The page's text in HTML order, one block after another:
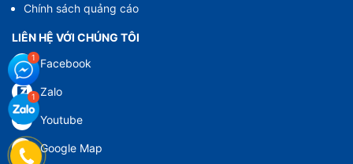
Chính sách quảng cáo
LIÊN HỆ VỚI CHÚNG TÔI
Facebook
Zalo
Youtube
Google Map